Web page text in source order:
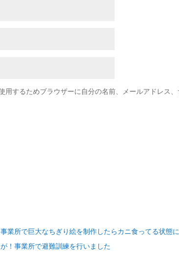
用するためブラウザーに自分の名前、メールアドレス、
業所で巨大なちぎり絵を制作したらカニ食ってる状態
が！事業所で避難訓練を行いました